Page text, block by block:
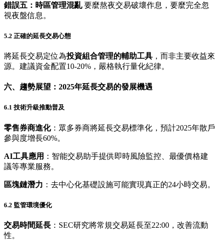
錯誤五：時區管理混亂要麼熬夜交易破壞作息，要麼完全忽
視夜盤信息。
5.2 正確的延長交易心態
將延長交易定位為投資組合管理的輔助工具 ，而非主要收益來
源。建議資金配置10-20%，嚴格執行量化紀律。
六、趨勢展望：2025年延長交易的發展機遇
6.1 技術升級推動普及
零售券商進化：眾多券商將延長交易標準化，預計2025年散戶
參與度增長60%。
AI工具應用 ：智能交易助手提供即時風險監控、最優價格建
議等專業服務。
區塊鏈潛力 ：去中心化基礎設施可能實現真正的24小時交易。
6.2 監管環境優化
交易時間延長 ：SEC研究將常規交易延長至22:00，改善流動
性。